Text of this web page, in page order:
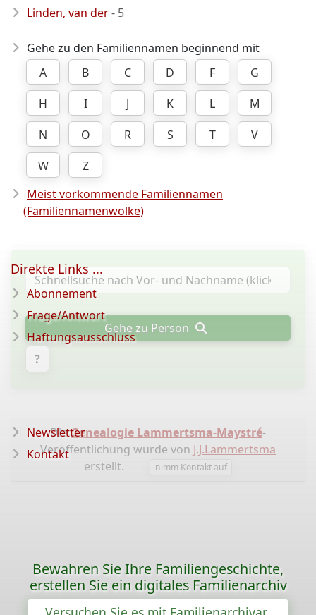
Linden, van der- 5
Gehe zu den Familiennamen beginnend mit
A
B C D F
G
H
I J K L
M
N
O R S T
V
W
Z
Meist vorkommende Familiennamen
(Familiennamenwolke)
Gehe zu Person
?
DieGenealogie Lammertsma-Maystré-
Veröffentlichung wurde von J.J.Lammertsma
erstellt.
nimm Kontakt auf
Direkte Links ...
Abonnement
Frage/Antwort
Haftungsausschluss
Newsletter
Kontakt
Bewahren Sie Ihre Familiengeschichte,
erstellen Sie ein digitales Familienarchiv